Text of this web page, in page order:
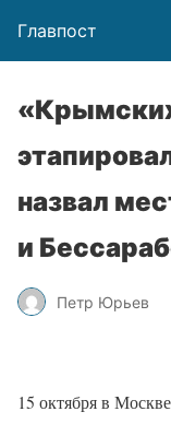
Главпост
назвал
и
Петр Юрьев
15 октября в